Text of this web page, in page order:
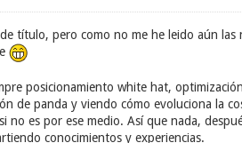
título, pero como no me he leido aún
posicionamiento white hat,
de panda y viendo cómo evoluciona la
no es por ese medio. Así que nada,
conocimientos y experiencias.